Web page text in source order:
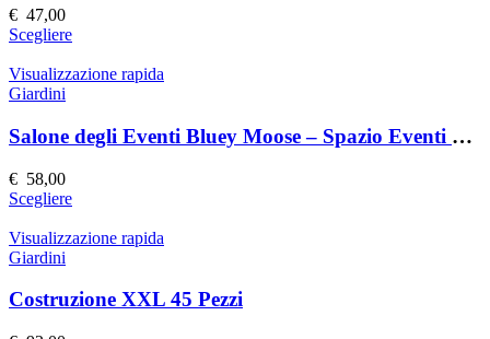
scelte
nella
pagina
prodotto
€ 47,00
ScegliereQuesto
ha
Le
opzioni
scelte
nella
pagina
prodotto
Visualizzazione rapida
Giardini
Salone degli Eventi Bluey Moose – Spazio Eventi Elegante e Versatile
€ 58,00
ScegliereQuesto
ha
Le
Visualizzazione rapida
Giardini
Costruzione XXL 45 Pezzi